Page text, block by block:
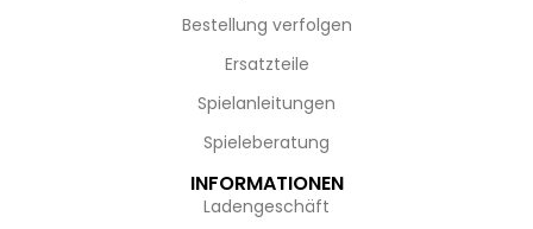
Bestellung verfolgen
Ersatzteile
Spielanleitungen
Spieleberatung
INFORMATIONEN
Ladengeschäft